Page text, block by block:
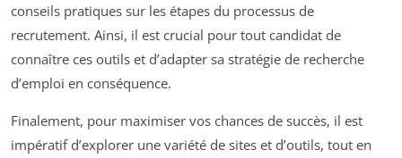
conseils pratiques sur les étapes du processus de
recrutement. Ainsi, il est crucial pour tout candidat de
connaître ces outils et d’adapter sa stratégie de recherche
d’emploi en conséquence.
Finalement, pour maximiser vos chances de succès, il est
impératif d’explorer une variété de sites et d’outils, tout en